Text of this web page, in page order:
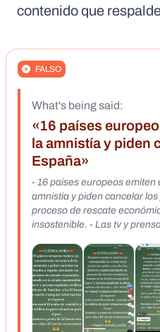
contenido que
FALSO
What's being said:
«16 países
la amnistía y piden
España»
- 16 paises europeos
amnistia y piden cancelar
proceso de rescate
insostenible. - Las tv y prensa españolas reciben ordenes de
respecto. - Solo canal 13 acaba de emitirlo y lo califica de
grave situacion para el pais. - Estamos a punto de la
rota por culpa del social-